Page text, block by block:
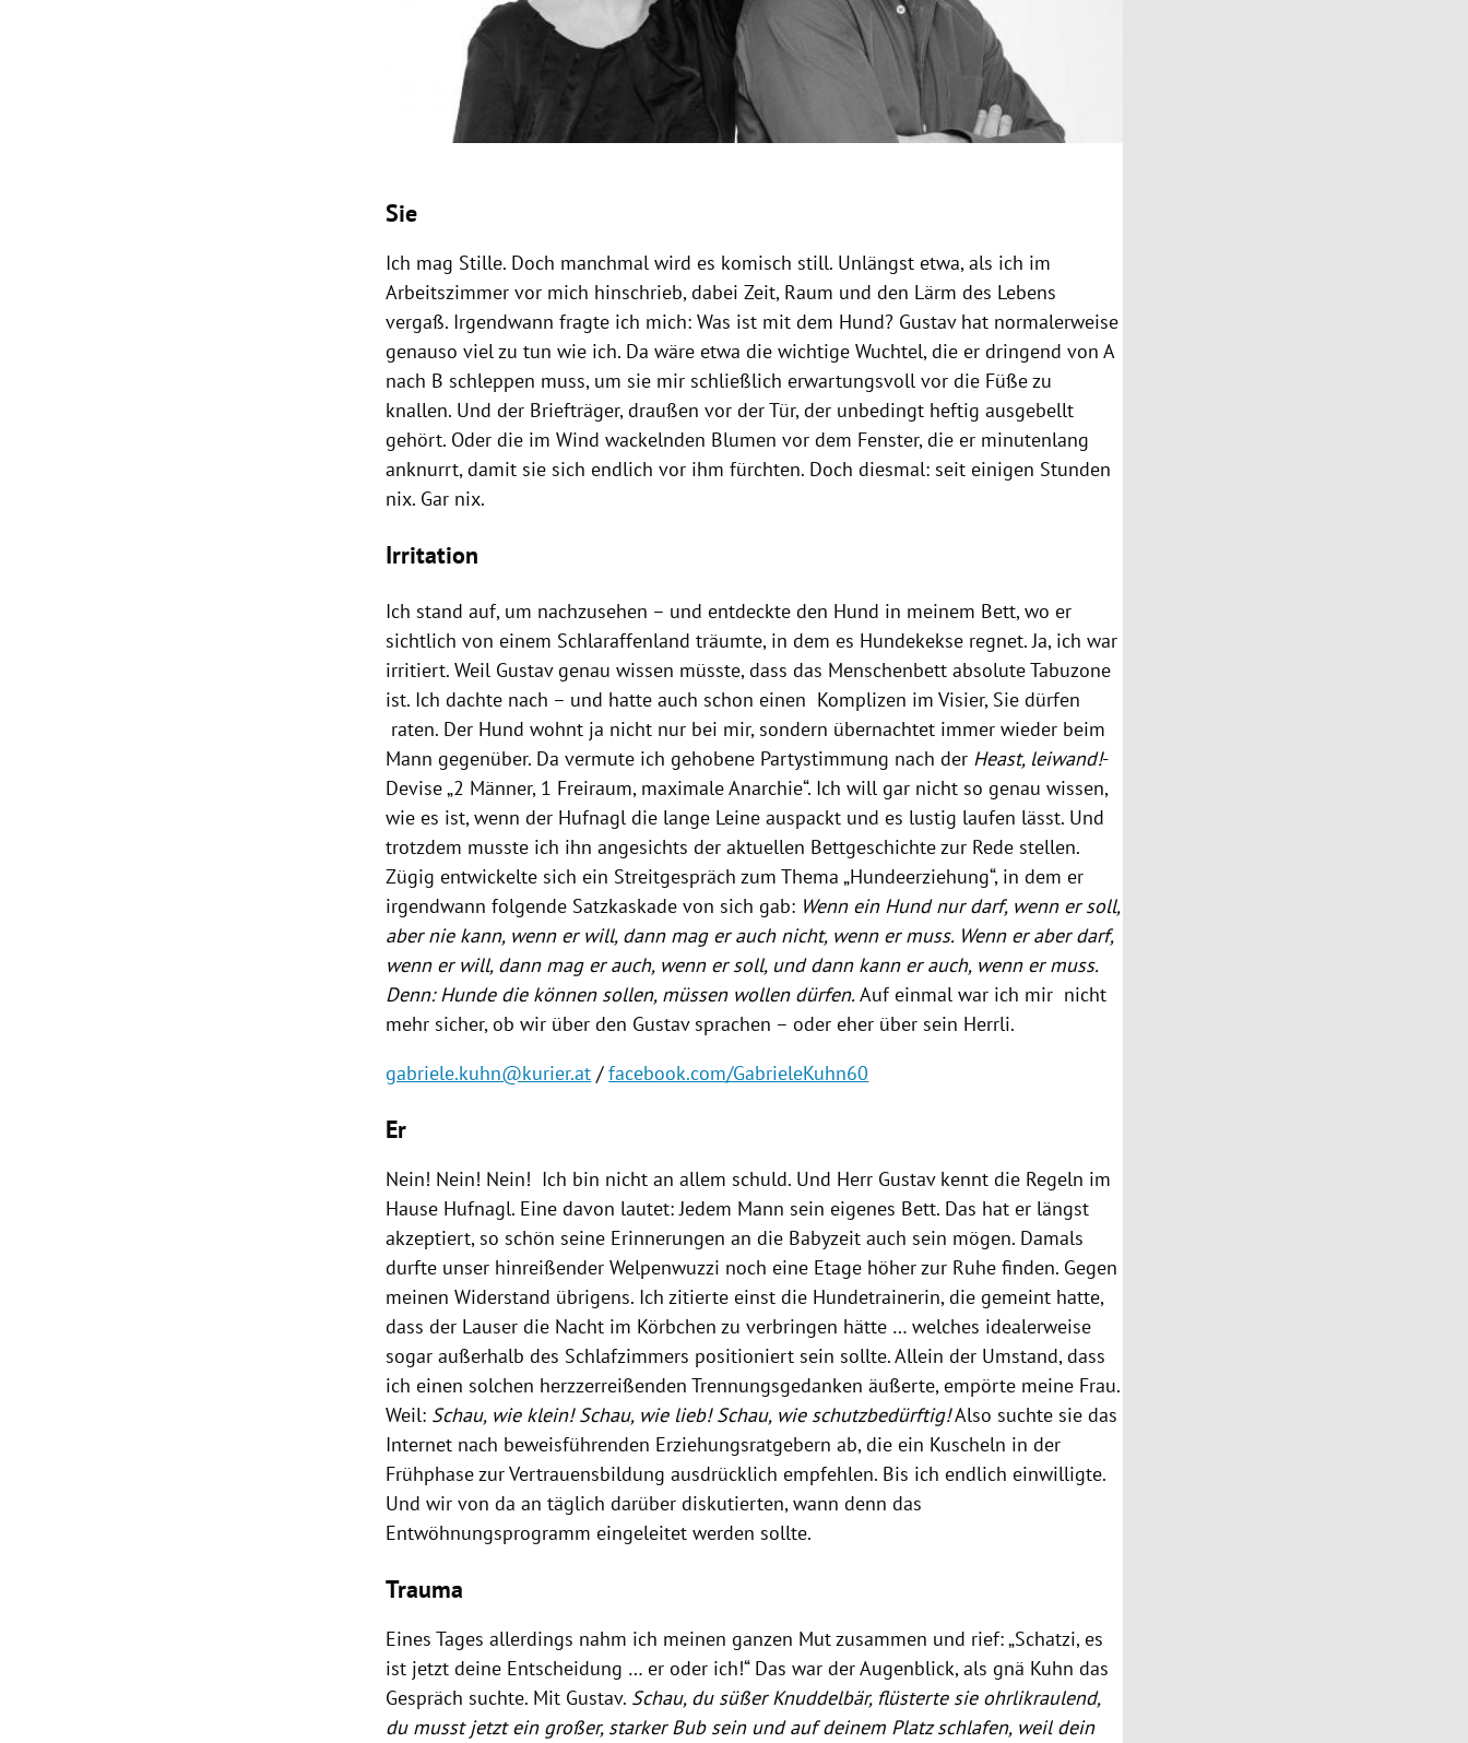
Sie
Ich mag Stille. Doch manchmal wird es komisch still. Unlängst etwa, als ich im
Arbeitszimmer vor mich hinschrieb, dabei Zeit, Raum und den Lärm des Lebens
vergaß. Irgendwann fragte ich mich: Was ist mit dem Hund? Gustav hat normalerweise
genauso viel zu tun wie ich. Da wäre etwa die wichtige Wuchtel, die er dringend von A
nach B schleppen muss, um sie mir schließlich erwartungsvoll vor die Füße zu
knallen. Und der Briefträger, draußen vor der Tür, der unbedingt heftig ausgebellt
gehört. Oder die im Wind wackelnden Blumen vor dem Fenster, die er minutenlang
anknurrt, damit sie sich endlich vor ihm fürchten. Doch diesmal: seit einigen Stunden
nix. Gar nix.
Irritation
Ich stand auf, um nachzusehen – und entdeckte den Hund in meinem Bett, wo er
sichtlich von einem Schlaraffenland träumte, in dem es Hundekekse regnet. Ja, ich war
irritiert. Weil Gustav genau wissen müsste, dass das Menschenbett absolute Tabuzone
ist. Ich dachte nach – und hatte auch schon einen Komplizen im Visier, Sie dürfen
raten. Der Hund wohnt ja nicht nur bei mir, sondern übernachtet immer wieder beim
Mann gegenüber. Da vermute ich gehobene Partystimmung nach der Heast, leiwand!-
Devise „2 Männer, 1 Freiraum, maximale Anarchie“. Ich will gar nicht so genau wissen,
wie es ist, wenn der Hufnagl die lange Leine auspackt und es lustig laufen lässt. Und
trotzdem musste ich ihn angesichts der aktuellen Bettgeschichte zur Rede stellen.
Zügig entwickelte sich ein Streitgespräch zum Thema „Hundeerziehung“, in dem er
irgendwann folgende Satzkaskade von sich gab: Wenn ein Hund nur darf, wenn er soll,
aber nie kann, wenn er will, dann mag er auch nicht, wenn er muss. Wenn er aber darf,
wenn er will, dann mag er auch, wenn er soll, und dann kann er auch, wenn er muss.
Denn: Hunde die können sollen, müssen wollen dürfen.Auf einmal war ich mir nicht
mehr sicher, ob wir über den Gustav sprachen – oder eher über sein Herrli.
gabriele.kuhn@kurier.at /facebook.com/GabrieleKuhn60
Er
Nein! Nein! Nein! Ich bin nicht an allem schuld. Und Herr Gustav kennt die Regeln im
Hause Hufnagl. Eine davon lautet: Jedem Mann sein eigenes Bett. Das hat er längst
akzeptiert, so schön seine Erinnerungen an die Babyzeit auch sein mögen. Damals
durfte unser hinreißender Welpenwuzzi noch eine Etage höher zur Ruhe finden. Gegen
meinen Widerstand übrigens. Ich zitierte einst die Hundetrainerin, die gemeint hatte,
dass der Lauser die Nacht im Körbchen zu verbringen hätte … welches idealerweise
sogar außerhalb des Schlafzimmers positioniert sein sollte. Allein der Umstand, dass
ich einen solchen herzzerreißenden Trennungsgedanken äußerte, empörte meine Frau.
Weil: Schau, wie klein! Schau, wie lieb! Schau, wie schutzbedürftig!Also suchte sie das
Internet nach beweisführenden Erziehungsratgebern ab, die ein Kuscheln in der
Frühphase zur Vertrauensbildung ausdrücklich empfehlen. Bis ich endlich einwilligte.
Und wir von da an täglich darüber diskutierten, wann denn das
Entwöhnungsprogramm eingeleitet werden sollte.
Trauma
Eines Tages allerdings nahm ich meinen ganzen Mut zusammen und rief: „Schatzi, es
ist jetzt deine Entscheidung … er oder ich!“ Das war der Augenblick, als gnä Kuhn das
Gespräch suchte. Mit Gustav. Schau, du süßer Knuddelbär, flüsterte sie ohrlikraulend,
du musst jetzt ein großer, starker Bub sein und auf deinem Platz schlafen, weil dein